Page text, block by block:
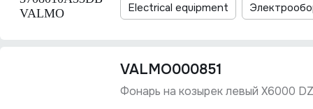
Electrical equipment
VALMO000851
Фонарь на козырек левый X6000